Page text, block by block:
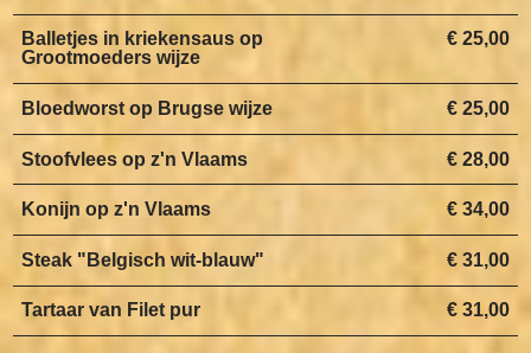
€ 25,00
Balletjes in kriekensaus op
Grootmoeders wijze
€ 25,00
Bloedworst op Brugse wijze
€ 28,00
Stoofvlees op z'n Vlaams
€ 34,00
Konijn op z'n Vlaams
€ 31,00
Steak "Belgisch wit-blauw"
€ 31,00
Tartaar van Filet pur